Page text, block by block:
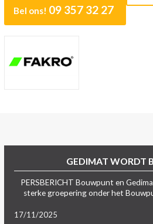
Bel ons! 09 357 32 27
GEDIMAT WORDT
PERSBERICHT Bouwpunt en
sterke groepering onder het
17/11/2025